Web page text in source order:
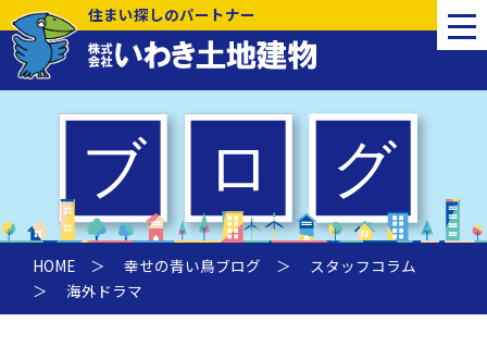
住まい探しのパートナー
HOME ＞ 幸せの青い鳥ブログ ＞ スタッフコラム
＞ 海外ドラマ